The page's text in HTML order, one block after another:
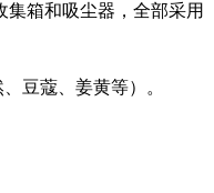
箱和吸尘器，全部采用
豆蔻、姜黄等） 。